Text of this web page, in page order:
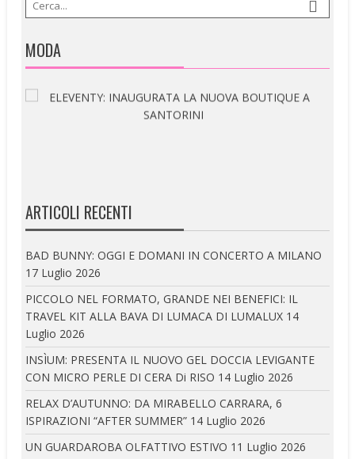
MODA
ARTICOLI RECENTI
BAD BUNNY: OGGI E DOMANI IN CONCERTO A MILANO
17 Luglio 2026
PICCOLO NEL FORMATO, GRANDE NEI BENEFICI: IL
TRAVEL KIT ALLA BAVA DI LUMACA DI LUMALUX 14
Luglio 2026
INSÌUM: PRESENTA IL NUOVO GEL DOCCIA LEVIGANTE
CON MICRO PERLE DI CERA Di RISO 14 Luglio 2026
RELAX D’AUTUNNO: DA MIRABELLO CARRARA, 6
ISPIRAZIONI “AFTER SUMMER” 14 Luglio 2026
UN GUARDAROBA OLFATTIVO ESTIVO 11 Luglio 2026